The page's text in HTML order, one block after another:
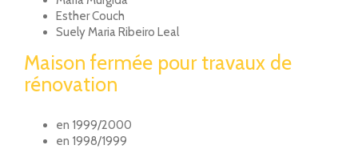
Esther Couch
Suely Maria Ribeiro Leal
Maison fermée pour travaux de
rénovation
en 1999/2000
en 1998/1999